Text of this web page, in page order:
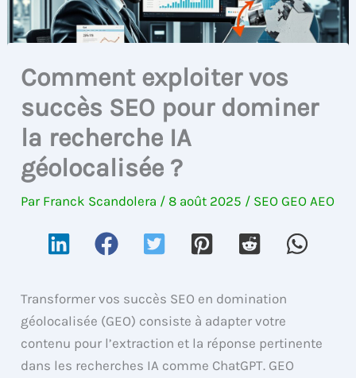
Comment exploiter vos
succès SEO pour dominer
la recherche IA
géolocalisée ?
Par Franck Scandolera / 8 août 2025 / SEO GEO AEO
Transformer vos succès SEO en domination
géolocalisée (GEO) consiste à adapter votre
contenu pour l’extraction et la réponse pertinente
dans les recherches IA comme ChatGPT. GEO